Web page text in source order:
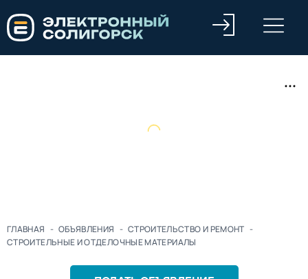
ГЛАВНАЯ - ОБЪЯВЛЕНИЯ - СТРОИТЕЛЬСТВО И РЕМОНТ -
СТРОИТЕЛЬНЫЕ И ОТДЕЛОЧНЫЕ МАТЕРИАЛЫ